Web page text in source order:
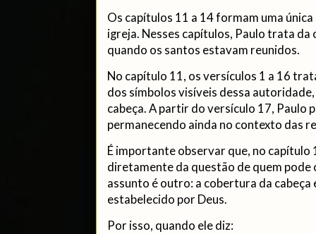
Os capítulos 11 a 14 formam uma
igreja. Nesses capítulos, Paulo trata
quando os santos estavam reunidos.
No capítulo 11, os versículos 1 a 16
dos símbolos visíveis dessa
cabeça. A partir do versículo 17, Paulo
permanecendo ainda no contexto das
É importante observar que, no
diretamente da questão de quem pode
assunto é outro: a cobertura da
estabelecido por Deus.
Por isso, quando ele diz: